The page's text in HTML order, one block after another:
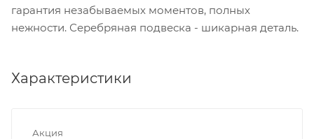
гарантия незабываемых моментов, полных
нежности. Серебряная подвеска - шикарная деталь.
Характеристики
Акция